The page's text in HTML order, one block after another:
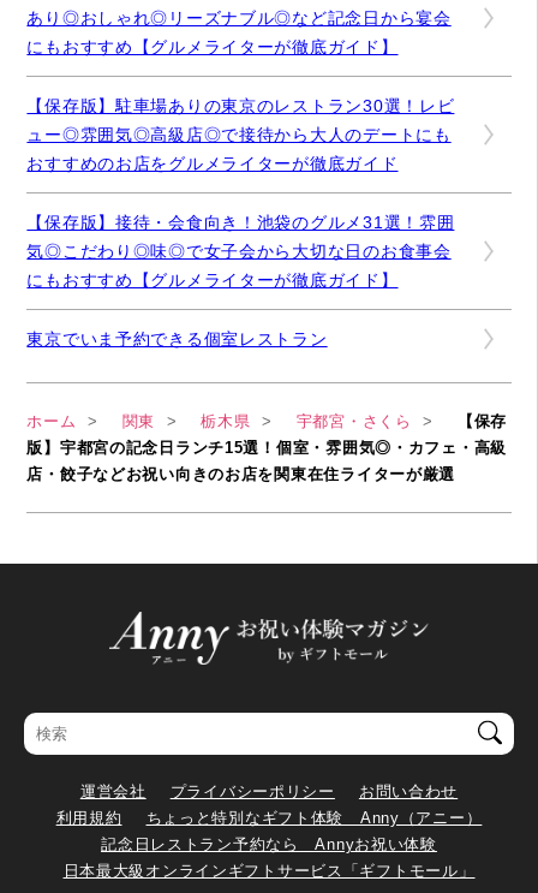
あり◎おしゃれ◎リーズナブル◎など記念日から宴会
にもおすすめ【グルメライターが徹底ガイド】
【保存版】駐車場ありの東京のレストラン30選！レビ
ュー◎雰囲気◎高級店◎で接待から大人のデートにも
おすすめのお店をグルメライターが徹底ガイド
【保存版】接待・会食向き！池袋のグルメ31選！雰囲
気◎こだわり◎味◎で女子会から大切な日のお食事会
にもおすすめ【グルメライターが徹底ガイド】
東京でいま予約できる個室レストラン
ホーム 関東 栃木県 宇都宮・さくら
【保存
版】宇都宮の記念日ランチ15選！個室・雰囲気◎・カフェ・高級
店・餃子などお祝い向きのお店を関東在住ライターが厳選
運営会社 プライバシーポリシー
お問い合わせ
利用規約
ちょっと特別なギフト体験 Anny（アニー）
記念日レストラン予約なら Annyお祝い体験
日本最大級オンラインギフトサービス「ギフトモール」